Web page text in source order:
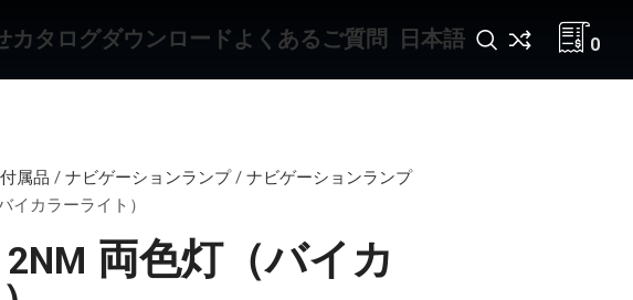
カタログダウンロードよくあるご質問 日本語 0
属品 / ナビゲーションランプ/ ナビゲーションランプ
イカラーライト）
2NM 両色灯（バイカ